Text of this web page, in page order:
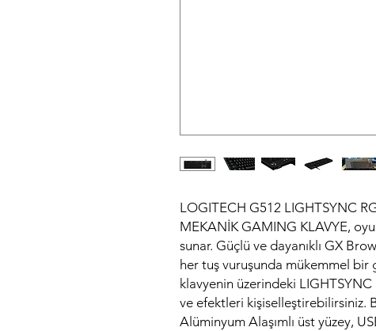
LOGITECH G512 LIGHTSYNC
MEKANİK GAMING KLAVYE,
sunar. Güçlü ve dayanıklı GX
her tuş vuruşunda mükemmel bir
klavyenin üzerindeki
ve efektleri kişiselleştirebilirsiniz.
Alüminyum Alaşımlı üst yüzey,